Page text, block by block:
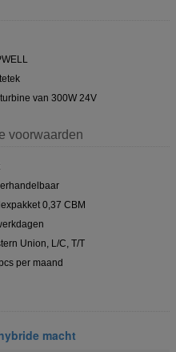
van 300W 24V
voorwaarden
0,37 CBM
Union, L/C, T/T
per maand
macht